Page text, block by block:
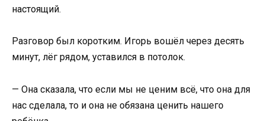
настоящий.
Разговор был коротким. Игорь вошёл через десять
минут, лёг рядом, уставился в потолок.
— Она сказала, что если мы не ценим всё, что она для
нас сделала, то и она не обязана ценить нашего